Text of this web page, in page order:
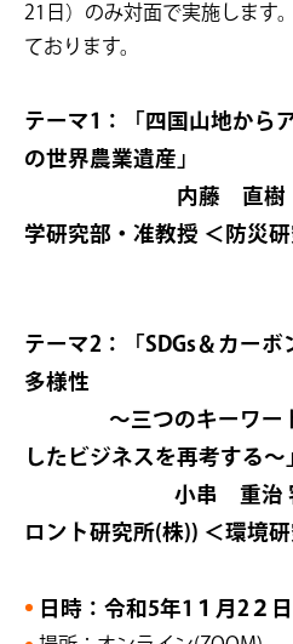
21日）のみ対面で実施します
ております。
テーマ1：「四国山地から
の世界農業遺産 」
内藤 直樹
学研究部・准教授 ＜防災
テーマ2：「SDGs＆カー
多様性
～三つのキーワード
したビジネスを再考する～
小串 重治 客員准
ロント研究所(株)) ＜環境
日時：令和5年1１月2